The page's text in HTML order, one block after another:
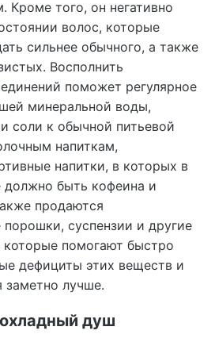
того, он негативно
волос, которые
сильнее обычного, а также
Восполнить
поможет регулярное
минеральной воды,
соли к обычной питьевой
напиткам,
напитки, в которых в
должно быть кофеина и
продаются
порошки, суспензии и другие
помогают быстро
дефициты этих веществ и
заметно лучше.
душ